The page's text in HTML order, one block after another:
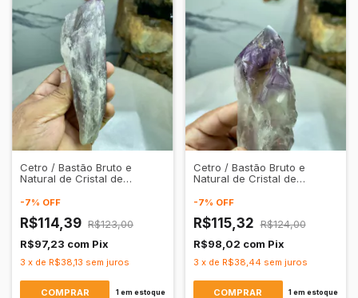
Cetro / Bastão Bruto e
Natural de Cristal de
Transparente
-7% OFF
R$114,39 R$123,00
R$97,23 com Pix
3 x de R$38,13 sem juros
1 em estoque
Cetro / Bastão Bruto e
Natural de Cristal de
Transparente
-7% OFF
R$115,32 R$124,00
R$98,02 com Pix
3 x de R$38,44 sem juros
1 em estoque